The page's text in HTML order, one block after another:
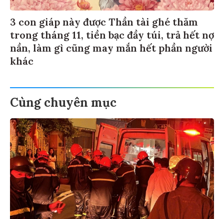
3 con giáp này được Thần tài ghé thăm
trong tháng 11, tiền bạc đầy túi, trả hết nợ
nần, làm gì cũng may mắn hết phần người
khác
Cùng chuyên mục